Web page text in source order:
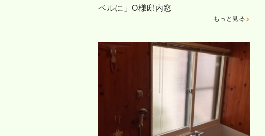
ベルに」O様邸内窓
もっと見る